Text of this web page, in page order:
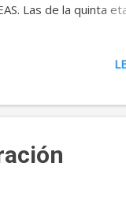
Las de la quinta
y cada vez
que permiten
unidad y un...